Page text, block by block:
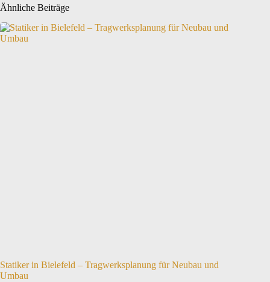
Ähnliche Beiträge
Statiker in Bielefeld – Tragwerksplanung für Neubau und
Umbau